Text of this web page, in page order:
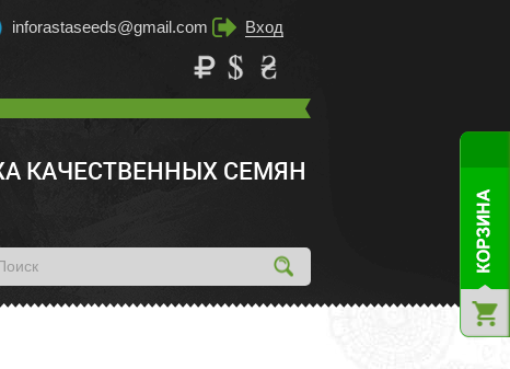
inforastaseeds@gmail.com Вход
КАЧЕСТВЕННЫХ СЕМЯН